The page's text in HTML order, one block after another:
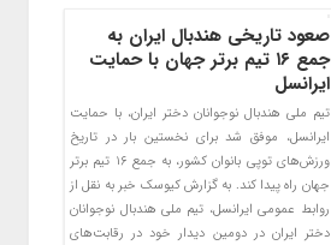
صعود تاریخی هندبال ایران به
جمع ۱۶ تیم برتر جهان با حمایت
ایرانسل
تیم ملی هندبال نوجوانان دختر ایران، با حمایت
ایرانسل، موفق شد برای نخستین بار در تاریخ
ورزش‌های توپی بانوان کشور، به جمع ۱۶ تیم برتر
جهان راه پیدا کند. به گزارش کیوسک خبر به نقل از
روابط عمومی ایرانسل، تیم ملی هندبال نوجوانان
دختر ایران در دومین دیدار خود در رقابت‌های